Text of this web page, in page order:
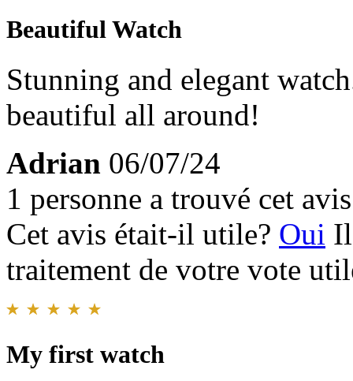
Beautiful Watch
Stunning and elegant
beautiful all around!
Adrian 06/07/24
1 personne a trouvé cet
Cet avis était-il utile? Oui
traitement de votre vote
My first watch